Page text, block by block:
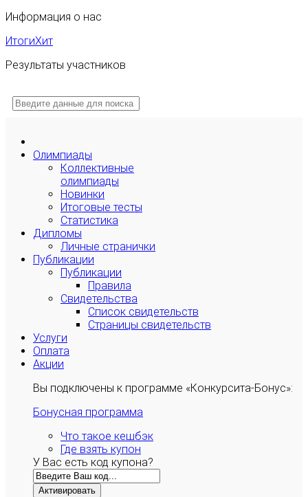
Информация о нас
ИтогиХит
Результаты участников
Олимпиады
Коллективные
олимпиады
Новинки
Итоговые тесты
Статистика
Дипломы
Личные странички
Публикации
Публикации
Правила
Свидетельства
Список свидетельств
Страницы свидетельств
Услуги
Оплата
Акции
Вы подключены к программе «Конкурсита-Бонус»:
Бонусная программа
Что такое кешбэк
Где взять купон
У Вас есть код купона?
Активировать